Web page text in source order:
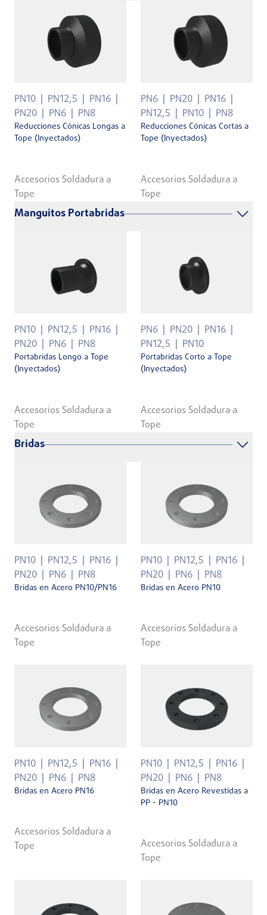
PN10 PN12,5
PN16
PN20
PN6 PN8
Reducciones Cónicas Longas a
Tope (Inyectados)
Accesorios Soldadura a
Tope
PN6 PN20
PN16
PN12,5
PN10 PN8
Reducciones Cónicas Cortas a
Tope (Inyectados)
Accesorios Soldadura a
Tope
Manguitos Portabridas
PN10 PN12,5
PN16
PN20
PN6 PN8
Portabridas Longo a Tope
(Inyectados)
Accesorios Soldadura a
Tope
PN6 PN20
PN16
PN12,5
PN10
Portabridas Corto a Tope
(Inyectados)
Accesorios Soldadura a
Tope
Bridas
PN10 PN12,5
PN16
PN20
PN6 PN8
Bridas en Acero PN10/PN16
Accesorios Soldadura a
Tope
PN10 PN12,5
PN16
PN20
PN6 PN8
Bridas en Acero PN10
Accesorios Soldadura a
Tope
PN10 PN12,5
PN16
PN20
PN6 PN8
Bridas en Acero PN16
Accesorios Soldadura a
Tope
PN10 PN12,5
PN16
PN20
PN6 PN8
Bridas en Acero Revestidas a
PP - PN10
Accesorios Soldadura a
Tope